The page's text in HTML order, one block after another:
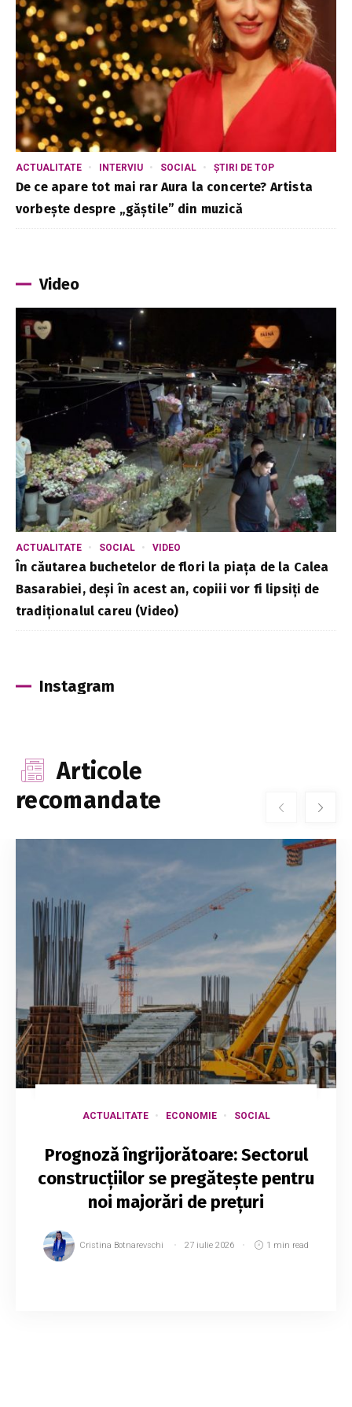
ACTUALITATE INTERVIU SOCIAL ȘTIRI DE TOP
De ce apare tot mai rar Aura la concerte? Artista
vorbește despre „găștile” din muzică
Video
ACTUALITATE SOCIAL VIDEO
În căutarea buchetelor de flori la piața de la Calea
Basarabiei, deși în acest an, copiii vor fi lipsiți de
tradiționalul careu (Video)
Instagram
Articole
recomandate
ACTUALITATE ECONOMIE SOCIAL
Prognoză îngrijorătoare: Sectorul
construcțiilor se pregătește pentru
noi majorări de prețuri
Cristina Botnarevschi 27 iulie 2026 1 min read